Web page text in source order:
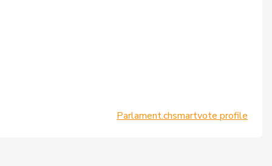
Parlament.chsmartvote profile